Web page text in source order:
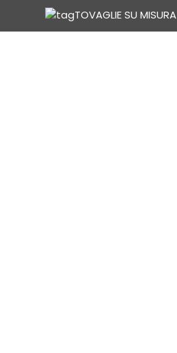
TOVAGLIE SU MISURA